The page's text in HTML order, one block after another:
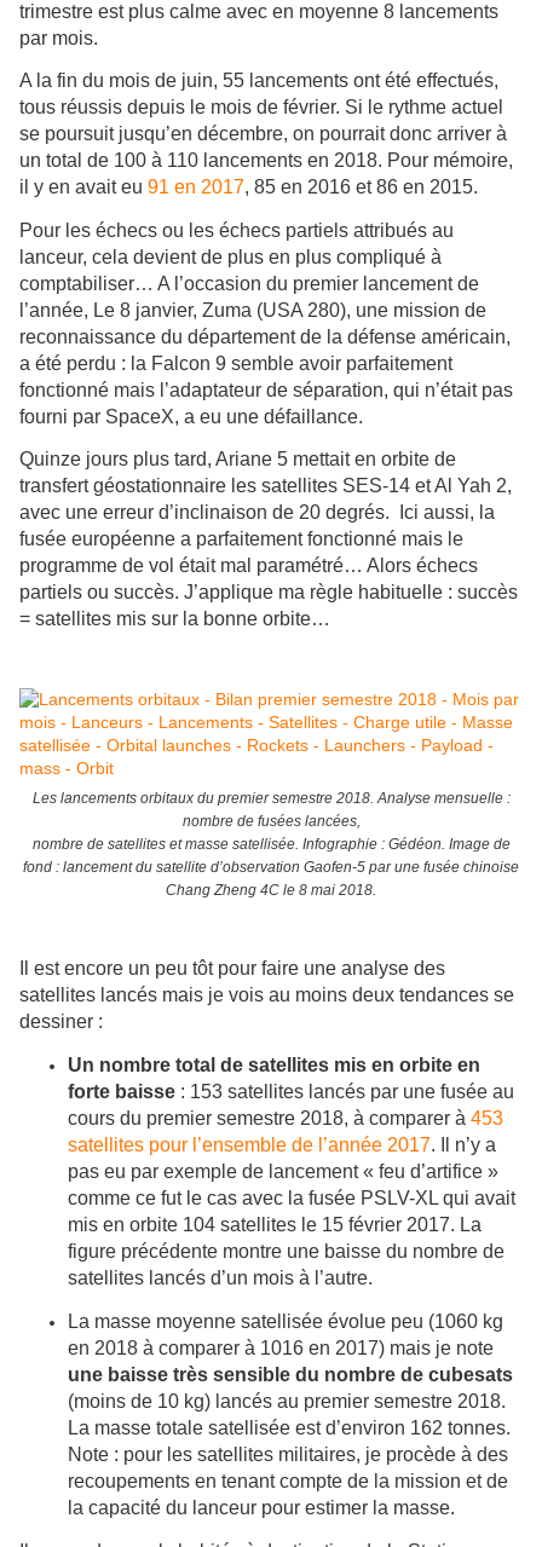
trimestre est plus calme avec en moyenne 8 lancements
par mois.
A la fin du mois de juin, 55 lancements ont été effectués,
tous réussis depuis le mois de février. Si le rythme actuel
se poursuit jusqu’en décembre, on pourrait donc arriver à
un total de 100 à 110 lancements en 2018. Pour mémoire,
il y en avait eu 91 en 2017, 85 en 2016 et 86 en 2015.
Pour les échecs ou les échecs partiels attribués au
lanceur, cela devient de plus en plus compliqué à
comptabiliser… A l’occasion du premier lancement de
l’année, Le 8 janvier, Zuma (USA 280), une mission de
reconnaissance du département de la défense américain,
a été perdu : la Falcon 9 semble avoir parfaitement
fonctionné mais l’adaptateur de séparation, qui n’était pas
fourni par SpaceX, a eu une défaillance.
Quinze jours plus tard, Ariane 5 mettait en orbite de
transfert géostationnaire les satellites SES-14 et Al Yah 2,
avec une erreur d’inclinaison de 20 degrés. Ici aussi, la
fusée européenne a parfaitement fonctionné mais le
programme de vol était mal paramétré… Alors échecs
partiels ou succès. J’applique ma règle habituelle : succès
= satellites mis sur la bonne orbite…
Les lancements orbitaux du premier semestre 2018. Analyse mensuelle :
nombre de fusées lancées,
nombre de satellites et masse satellisée. Infographie : Gédéon. Image de
fond : lancement du satellite d’observation Gaofen-5 par une fusée chinoise
Chang Zheng 4C le 8 mai 2018.
Il est encore un peu tôt pour faire une analyse des
satellites lancés mais je vois au moins deux tendances se
dessiner :
Un nombre total de satellites mis en orbite en
forte baisse : 153 satellites lancés par une fusée au
cours du premier semestre 2018, à comparer à 453
satellites pour l’ensemble de l’année 2017. Il n’y a
pas eu par exemple de lancement « feu d’artifice »
comme ce fut le cas avec la fusée PSLV-XL qui avait
mis en orbite 104 satellites le 15 février 2017. La
figure précédente montre une baisse du nombre de
satellites lancés d’un mois à l’autre.
La masse moyenne satellisée évolue peu (1060 kg
en 2018 à comparer à 1016 en 2017) mais je note
une baisse très sensible du nombre de cubesats
(moins de 10 kg) lancés au premier semestre 2018.
La masse totale satellisée est d’environ 162 tonnes.
Note : pour les satellites militaires, je procède à des
recoupements en tenant compte de la mission et de
la capacité du lanceur pour estimer la masse.